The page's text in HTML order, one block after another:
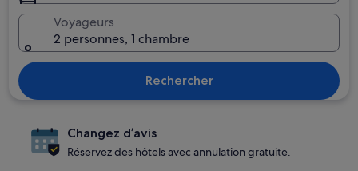
Voyageurs
2 personnes, 1 chambre
Rechercher
Changez d’avis
Réservez des hôtels avec annulation gratuite.